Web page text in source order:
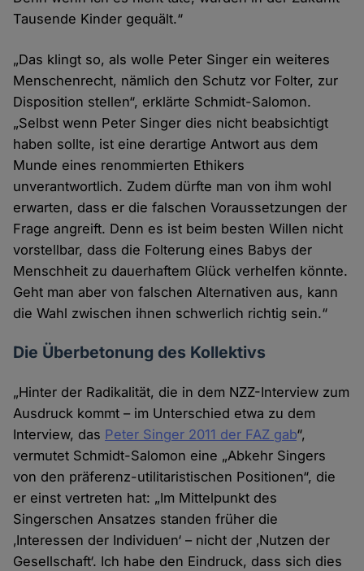
Tausende Kinder gequält.“
„Das klingt so, als wolle Peter Singer ein weiteres
Menschenrecht, nämlich den Schutz vor Folter, zur
Disposition stellen“, erklärte Schmidt-Salomon.
„Selbst wenn Peter Singer dies nicht beabsichtigt
haben sollte, ist eine derartige Antwort aus dem
Munde eines renommierten Ethikers
unverantwortlich. Zudem dürfte man von ihm wohl
erwarten, dass er die falschen Voraussetzungen der
Frage angreift. Denn es ist beim besten Willen nicht
vorstellbar, dass die Folterung eines Babys der
Menschheit zu dauerhaftem Glück verhelfen könnte.
Geht man aber von falschen Alternativen aus, kann
die Wahl zwischen ihnen schwerlich richtig sein.“
Die Überbetonung des Kollektivs
„Hinter der Radikalität, die in dem NZZ-Interview zum
Ausdruck kommt – im Unterschied etwa zu dem
Interview, das Peter Singer 2011 der FAZ gab“,
vermutet Schmidt-Salomon eine „Abkehr Singers
von den präferenz-utilitaristischen Positionen“, die
er einst vertreten hat: „Im Mittelpunkt des
Singerschen Ansatzes standen früher die
‚Interessen der Individuen‘ – nicht der ‚Nutzen der
Gesellschaft‘. Ich habe den Eindruck, dass sich dies